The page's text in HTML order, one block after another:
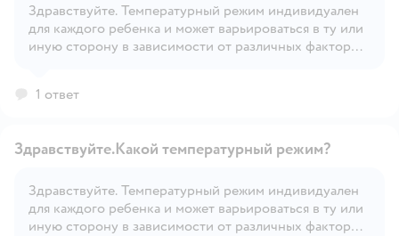
Открыть вопрос
Здравствуйте. Температурный режим индивидуален
для каждого ребенка и может варьироваться в ту или
иную сторону в зависимости от различных факторов
активность ребенка и т.д.
1 ответ
Открыть вопрос
Здравствуйте.Какой температурный режим?
Здравствуйте. Температурный режим индивидуален
для каждого ребенка и может варьироваться в ту или
иную сторону в зависимости от различных факторов